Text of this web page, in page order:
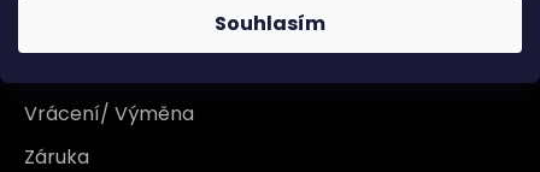
Souhlasím
Vrácení/ Výměna
Záruka